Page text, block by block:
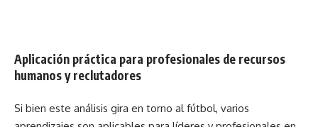
Aplicación práctica para profesionales de recursos
humanos y reclutadores
Si bien este análisis gira en torno al fútbol, varios